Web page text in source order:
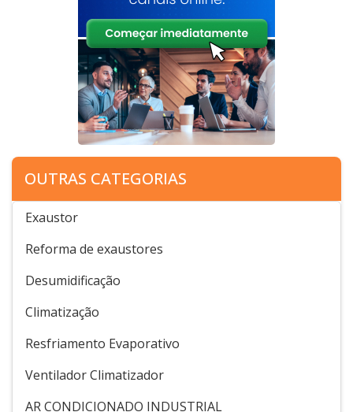
OUTRAS CATEGORIAS
Exaustor
Reforma de exaustores
Desumidificação
Climatização
Resfriamento Evaporativo
Ventilador Climatizador
AR CONDICIONADO INDUSTRIAL